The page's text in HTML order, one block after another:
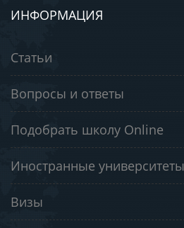
ИНФОРМАЦИЯ
Статьи
Вопросы и ответы
Подобрать школу Online
Иностранные университеты
Визы